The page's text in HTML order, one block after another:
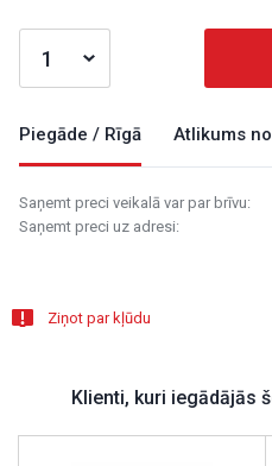
Piegāde / Rīgā Atlikums
Saņemt preci veikalā var par brīvu:
Saņemt preci uz adresi:
Ziņot par kļūdu
Klienti, kuri iegādājās